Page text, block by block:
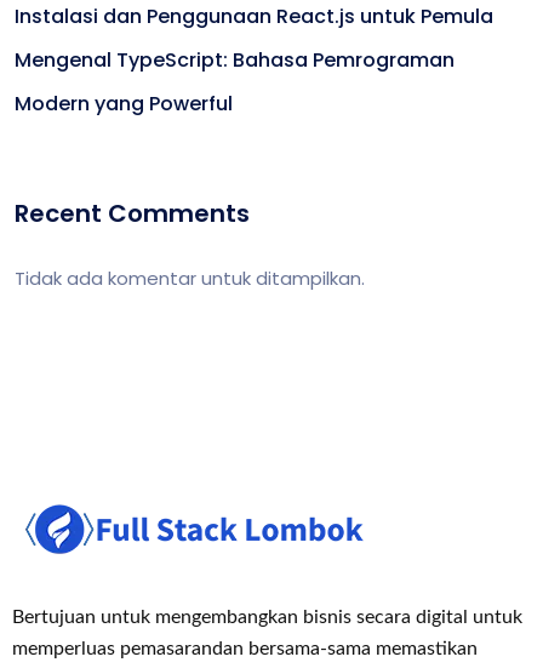
Instalasi dan Penggunaan React.js untuk Pemula
Mengenal TypeScript: Bahasa Pemrograman
Modern yang Powerful
Recent Comments
Tidak ada komentar untuk ditampilkan.
Bertujuan untuk mengembangkan bisnis secara digital untuk
memperluas pemasarandan bersama-sama memastikan